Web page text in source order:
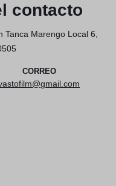
contacto
Tanca Marengo Local 6,
CORREO